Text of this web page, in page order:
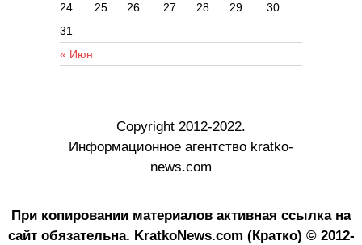
« Июн
24
25 26 27 28 29
30
31
Copyright 2012-2022.
Информационное агентство kratko-
news.com
При копировании материалов активная ссылка на
сайт обязательна. KratkoNews.com (Кратко) © 2012-